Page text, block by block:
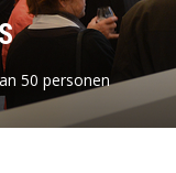
50 personen